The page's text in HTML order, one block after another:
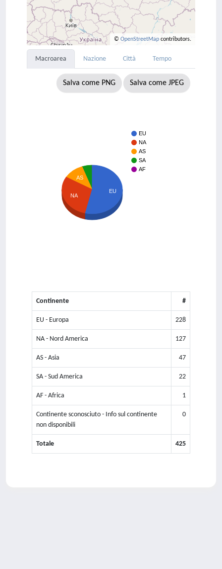
© OpenStreetMap contributors.
Macroarea Nazione Città Tempo
Salva come PNG Salva come JPEG
EU
NA
AS
SA
AF
AS
NA
EU
Continente #
EU - Europa 228
NA - Nord America 127
AS - Asia 47
SA - Sud America 22
AF - Africa 1
Continente sconosciuto - Info sul continente
non disponibili
0
Totale 425